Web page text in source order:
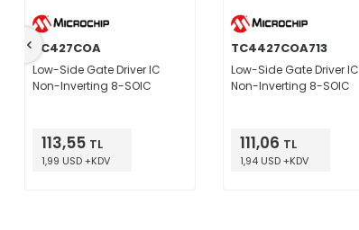
TC427COA
Low-Side Gate Driver IC
Non-Inverting 8-SOIC
113,55 TL
1,99 USD +KDV
TC4427COA713
Low-Side Gate Driver IC
Non-Inverting 8-SOIC
111,06 TL
1,94 USD +KDV